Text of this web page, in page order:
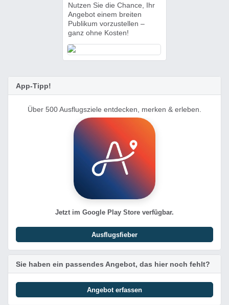
Nutzen Sie die Chance, Ihr
Angebot einem breiten
Publikum vorzustellen –
ganz ohne Kosten!
App-Tipp!
Über 500 Ausflugsziele entdecken, merken & erleben.
Jetzt im Google Play Store verfügbar.
Ausflugsfieber
Sie haben ein passendes Angebot, das hier noch fehlt?
Angebot erfassen